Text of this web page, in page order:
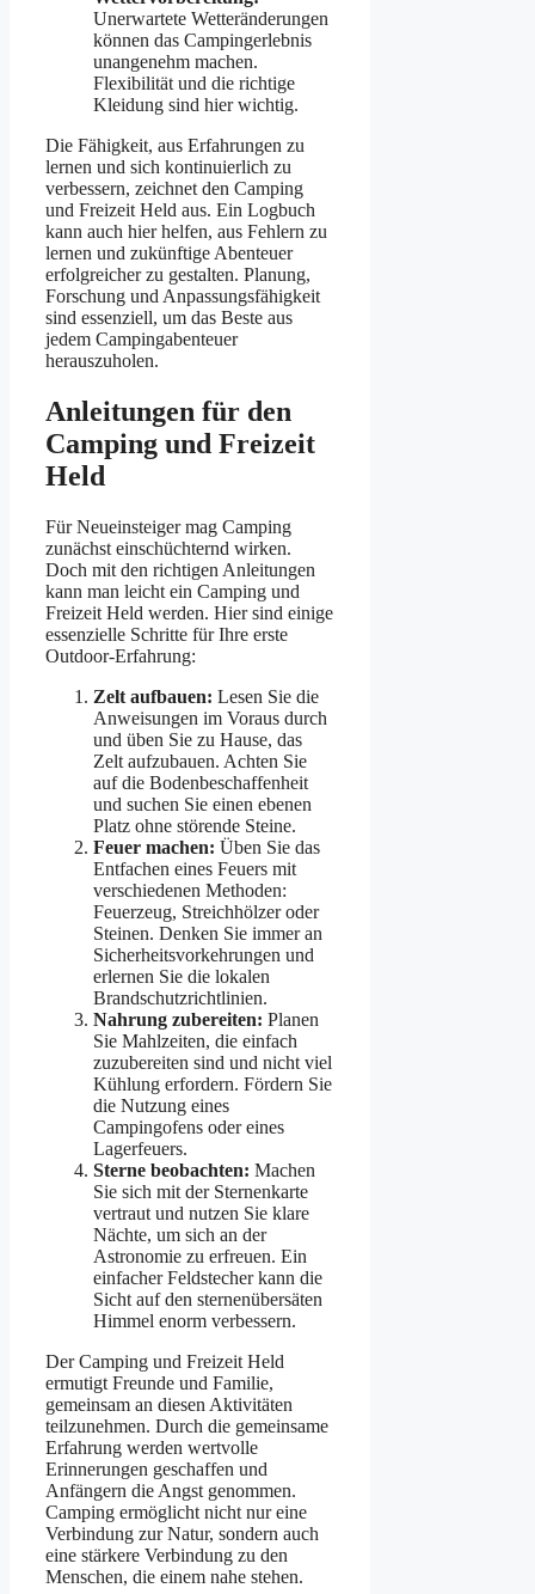
Unerwartete Wetteränderungen
können das Campingerlebnis
unangenehm machen.
Flexibilität und die richtige
Kleidung sind hier wichtig.
Die Fähigkeit, aus Erfahrungen zu
lernen und sich kontinuierlich zu
verbessern, zeichnet den Camping
und Freizeit Held aus. Ein Logbuch
kann auch hier helfen, aus Fehlern zu
lernen und zukünftige Abenteuer
erfolgreicher zu gestalten. Planung,
Forschung und Anpassungsfähigkeit
sind essenziell, um das Beste aus
jedem Campingabenteuer
herauszuholen.
Anleitungen für den
Camping und Freizeit
Held
Für Neueinsteiger mag Camping
zunächst einschüchternd wirken.
Doch mit den richtigen Anleitungen
kann man leicht ein Camping und
Freizeit Held werden. Hier sind einige
essenzielle Schritte für Ihre erste
Outdoor-Erfahrung:
Zelt aufbauen: Lesen Sie die
Anweisungen im Voraus durch
und üben Sie zu Hause, das
Zelt aufzubauen. Achten Sie
auf die Bodenbeschaffenheit
und suchen Sie einen ebenen
Platz ohne störende Steine.
Feuer machen: Üben Sie das
Entfachen eines Feuers mit
verschiedenen Methoden:
Feuerzeug, Streichhölzer oder
Steinen. Denken Sie immer an
Sicherheitsvorkehrungen und
erlernen Sie die lokalen
Brandschutzrichtlinien.
Nahrung zubereiten: Planen
Sie Mahlzeiten, die einfach
zuzubereiten sind und nicht viel
Kühlung erfordern. Fördern Sie
die Nutzung eines
Campingofens oder eines
Lagerfeuers.
Sterne beobachten: Machen
Sie sich mit der Sternenkarte
vertraut und nutzen Sie klare
Nächte, um sich an der
Astronomie zu erfreuen. Ein
einfacher Feldstecher kann die
Sicht auf den sternenübersäten
Himmel enorm verbessern.
Der Camping und Freizeit Held
ermutigt Freunde und Familie,
gemeinsam an diesen Aktivitäten
teilzunehmen. Durch die gemeinsame
Erfahrung werden wertvolle
Erinnerungen geschaffen und
Anfängern die Angst genommen.
Camping ermöglicht nicht nur eine
Verbindung zur Natur, sondern auch
eine stärkere Verbindung zu den
Menschen, die einem nahe stehen.